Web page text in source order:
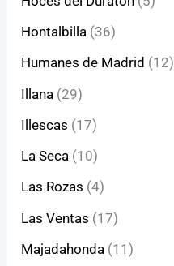
Hontalbilla (36)
Humanes de Madrid (12)
Illana (29)
Illescas (17)
La Seca (10)
Las Rozas (4)
Las Ventas (17)
Majadahonda (11)